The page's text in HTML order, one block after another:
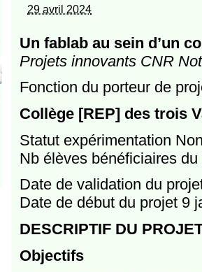
29 avril 2024
Un fablab au sein d’un
Projets innovants CNR
Fonction du porteur de
Collège [REP] des trois
Statut expérimentation
Nb élèves bénéficiaires
Date de validation du
Date de début du projet 9
DESCRIPTIF DU
Objectifs